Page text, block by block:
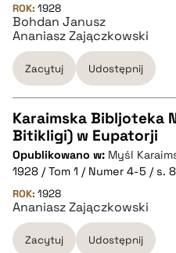
pobierz cytat
BIBTEX
pobierz cytat
ROK: 1928
Bohdan Janusz
Ananiasz Zajączkowski
Zacytuj Udostępnij
CZYSTY TEKST
pobierz cytat
BIBTEX
Karaimska Bibljoteka
Bitikligi) w Eupatorji
Opublikowano w: Myśl
1928 / Tom 1 / Numer 4-5 / s.
ROK: 1928
Ananiasz Zajączkowski
Zacytuj Udostępnij